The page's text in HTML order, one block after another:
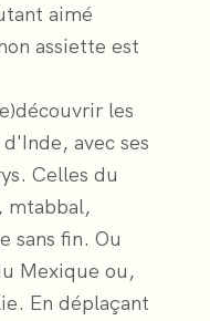
aimé
assiette est
les
avec ses
Celles du
, mtabbal,
sans fin. Ou
Mexique ou,
En déplaçant